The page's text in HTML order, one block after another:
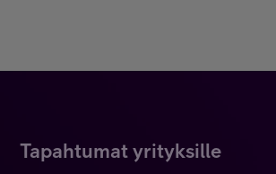
Tapahtumat yrityksille